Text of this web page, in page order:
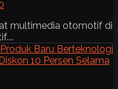
multimedia otomotif di